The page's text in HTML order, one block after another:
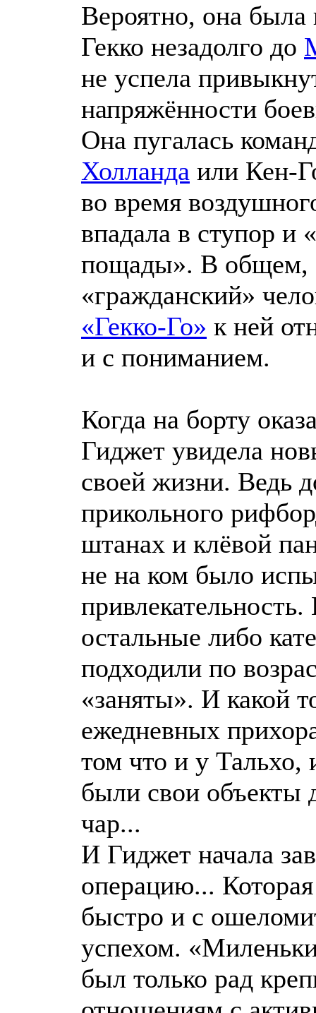
Вероятно, она
Гекко незадолго до
не успела
напряжённости
Она пугалась
Холланда или Кен-
во время
впадала в ступор и
пощады». В общем,
«гражданский»
«Гекко-Го» к ней
и с пониманием.
Когда на борту
Гиджет увидела
своей жизни. Ведь
прикольного
штанах и клёвой
не на ком было
остальные либо
подходили по
«заняты». И какой
ежедневных
том что и у
были свои объекты
чар...
И Гиджет начала
операцию... Которая
быстро и с
успехом.
был только рад